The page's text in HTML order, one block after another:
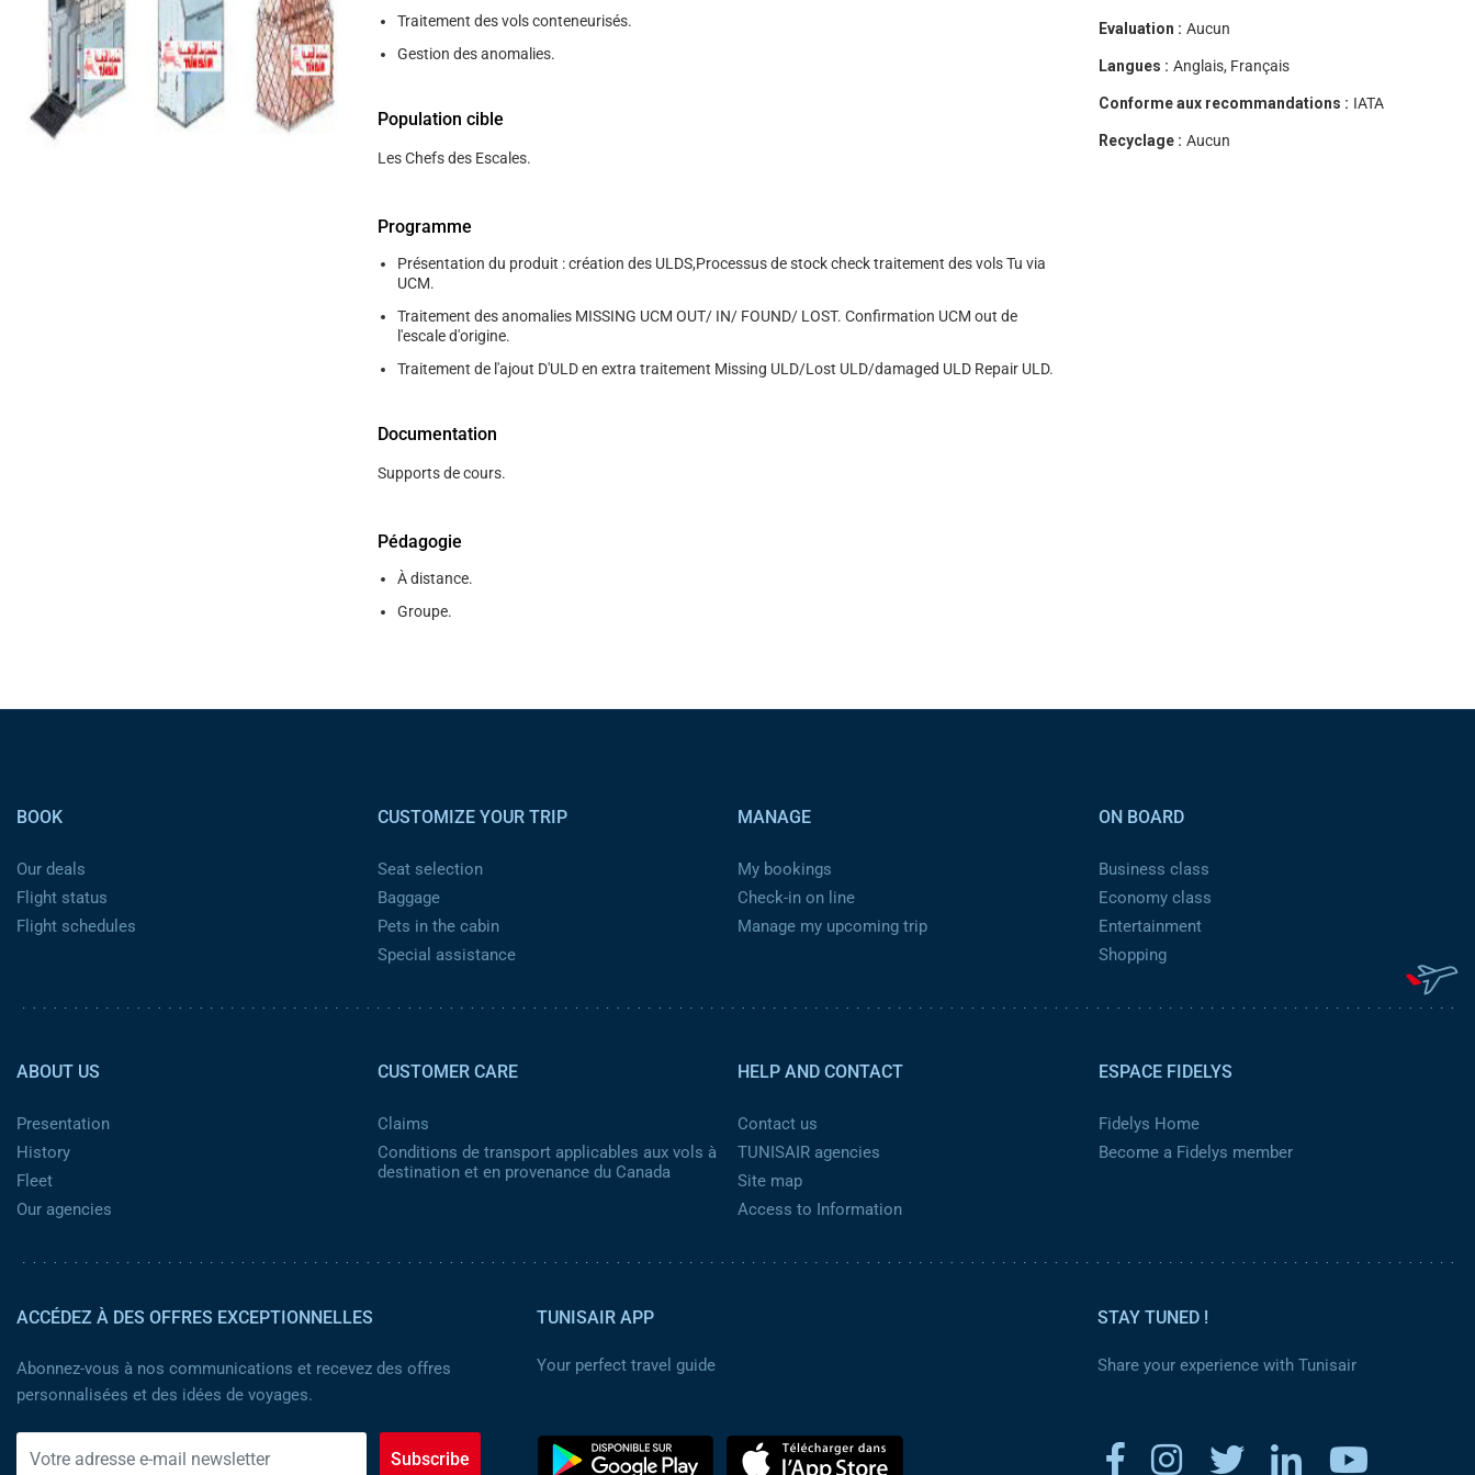
navigate
interact
content.
Traitement des vols conteneurisés.
Gestion des anomalies.
Population cible
Les Chefs des Escales.
Programme
Présentation du produit : création des ULDS,Processus de stock check traitement des vols Tu via
UCM.
Traitement des anomalies MISSING UCM OUT/ IN/ FOUND/ LOST. Confirmation UCM out de
l'escale d'origine.
Traitement de l'ajout D'ULD en extra traitement Missing ULD/Lost ULD/damaged ULD Repair ULD.
Documentation
Supports de cours.
Pédagogie
À distance.
Groupe.
Evaluation : Aucun
Langues : Anglais, Français
Conforme aux recommandations : IATA
Recyclage : Aucun
BOOK
Our deals
Flight status
Flight schedules
CUSTOMIZE YOUR TRIP
Seat selection
Baggage
Pets in the cabin
Special assistance
MANAGE
My bookings
Check-in on line
Manage my upcoming trip
ON BOARD
Business class
Economy class
Entertainment
Shopping
ABOUT US
Presentation
History
Fleet
Our agencies
CUSTOMER CARE
Claims
Conditions de transport applicables aux vols à
destination et en provenance du Canada
HELP AND CONTACT
Contact us
TUNISAIR agencies
Site map
Access to Information
ESPACE FIDELYS
Fidelys Home
Become a Fidelys member
ACCÉDEZ À DES OFFRES EXCEPTIONNELLES
Abonnez-vous à nos communications et recevez des offres
personnalisées et des idées de voyages.
Subscribe
TUNISAIR APP
Your perfect travel guide
STAY TUNED !
Share your experience with Tunisair